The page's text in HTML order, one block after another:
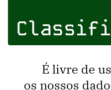
É livre de
os nossos